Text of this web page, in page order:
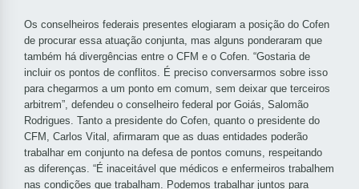
Os conselheiros federais presentes elogiaram a posição do Cofen
de procurar essa atuação conjunta, mas alguns ponderaram que
também há divergências entre o CFM e o Cofen. “Gostaria de
incluir os pontos de conflitos. É preciso conversarmos sobre isso
para chegarmos a um ponto em comum, sem deixar que terceiros
arbitrem”, defendeu o conselheiro federal por Goiás, Salomão
Rodrigues. Tanto a presidente do Cofen, quanto o presidente do
CFM, Carlos Vital, afirmaram que as duas entidades poderão
trabalhar em conjunto na defesa de pontos comuns, respeitando
as diferenças. “É inaceitável que médicos e enfermeiros trabalhem
nas condições que trabalham. Podemos trabalhar juntos para